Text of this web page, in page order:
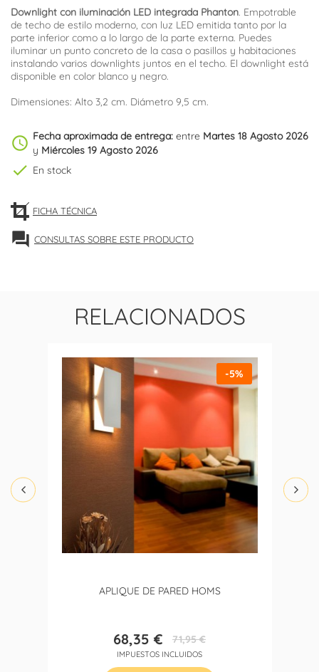
Downlight con iluminación LED integrada Phanton. Empotrable
de techo de estilo moderno, con luz LED emitida tanto por la
parte inferior como a lo largo de la parte externa. Puedes
iluminar un punto concreto de la casa o pasillos y habitaciones
instalando varios downlights juntos en el techo. El downlight está
disponible en color blanco y negro.
Dimensiones: Alto 3,2 cm. Diámetro 9,5 cm.
schedule Fecha aproximada de entrega: entre Martes 18 Agosto 2026
y Miércoles 19 Agosto 2026
check En stock
FICHA TÉCNICA
forum CONSULTAS SOBRE ESTE PRODUCTO
RELACIONADOS
APLIQUE DE PARED HOMS
Precio
68,35 €Precio
base
71,95 €
IMPUESTOS INCLUIDOS
-5%